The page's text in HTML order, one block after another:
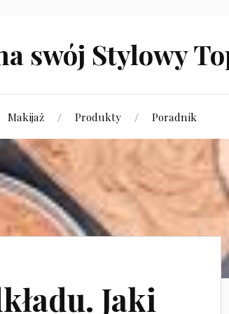
swój Stylowy
Makijaż Produkty Poradnik
Jaki